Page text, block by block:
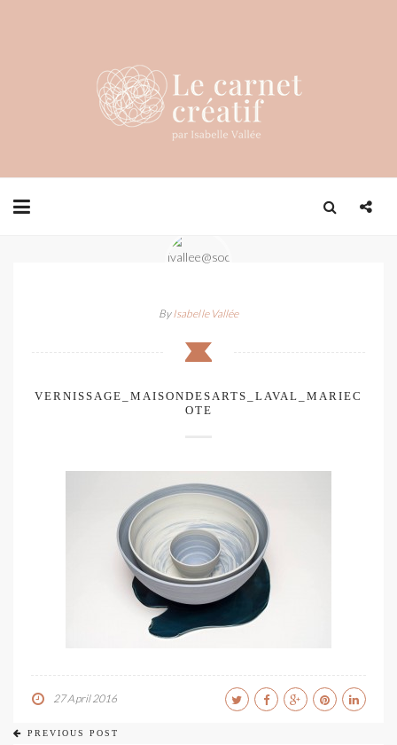
ByIsabelle Vallée
VERNISSAGE_MAISONDESARTS_LAVAL_MARIEC
OTE
27 April 2016
PREVIOUS POST